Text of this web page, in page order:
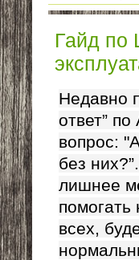
Гайд по
Недавно
ответ”
вопрос:
без
лишнее
всех,